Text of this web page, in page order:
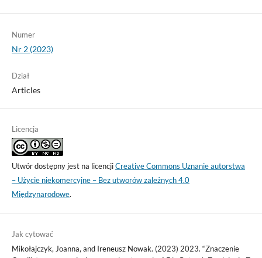
Numer
Nr 2 (2023)
Dział
Articles
Licencja
Utwór dostępny jest na licencjiCreative Commons Uznanie autorstwa
– Użycie niekomercyjne – Bez utworów zależnych 4.0
Międzynarodowe.
Jak cytować
Mikołajczyk, Joanna, and Ireneusz Nowak. (2023) 2023. “Znaczenie